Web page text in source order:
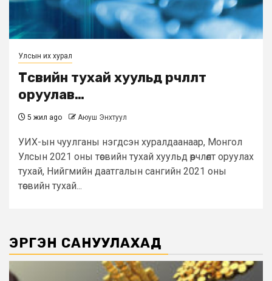
Улсын их хурал
Төсвийн тухай хуульд өөрчлөлт
оруулав…
5 жил ago Аюуш Энхтуул
УИХ-ын чуулганы нэгдсэн хуралдаанаар, Монгол
Улсын 2021 оны төсвийн тухай хуульд өөрчлөлт оруулах
тухай, Нийгмийн даатгалын сангийн 2021 оны
төсвийн тухай...
ЭРГЭН САНУУЛАХАД